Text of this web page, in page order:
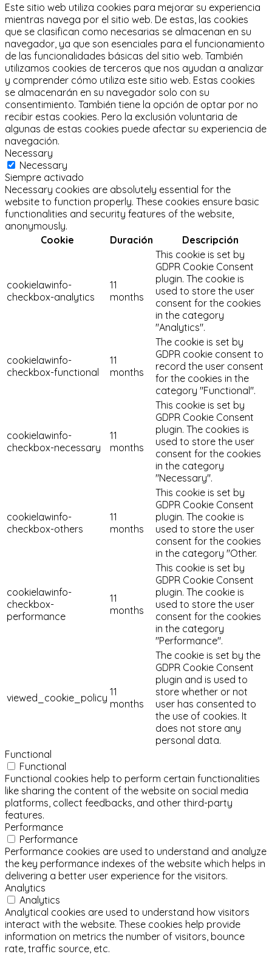
Este sitio web utiliza cookies para mejorar su experiencia
mientras navega por el sitio web. De estas, las cookies
que se clasifican como necesarias se almacenan en su
navegador, ya que son esenciales para el funcionamiento
de las funcionalidades básicas del sitio web. También
utilizamos cookies de terceros que nos ayudan a analizar
y comprender cómo utiliza este sitio web. Estas cookies
se almacenarán en su navegador solo con su
consentimiento. También tiene la opción de optar por no
recibir estas cookies. Pero la exclusión voluntaria de
algunas de estas cookies puede afectar su experiencia de
navegación.
Necessary
Necessary
Siempre activado
Necessary cookies are absolutely essential for the
website to function properly. These cookies ensure basic
functionalities and security features of the website,
anonymously.
Cookie
Duración Descripción
cookielawinfo-
checkbox-analytics
11
months
This cookie is set by
GDPR Cookie Consent
plugin. The cookie is
used to store the user
consent for the cookies
in the category
"Analytics".
cookielawinfo-
checkbox-functional
11
months
The cookie is set by
GDPR cookie consent to
record the user consent
for the cookies in the
category "Functional".
cookielawinfo-
checkbox-necessary
11
months
This cookie is set by
GDPR Cookie Consent
plugin. The cookies is
used to store the user
consent for the cookies
in the category
"Necessary".
cookielawinfo-
checkbox-others
11
months
This cookie is set by
GDPR Cookie Consent
plugin. The cookie is
used to store the user
consent for the cookies
in the category "Other.
cookielawinfo-
checkbox-
performance
11
months
This cookie is set by
GDPR Cookie Consent
plugin. The cookie is
used to store the user
consent for the cookies
in the category
"Performance".
viewed_cookie_policy 11
months
The cookie is set by the
GDPR Cookie Consent
plugin and is used to
store whether or not
user has consented to
the use of cookies. It
does not store any
personal data.
Functional
Functional
Functional cookies help to perform certain functionalities
like sharing the content of the website on social media
platforms, collect feedbacks, and other third-party
features.
Performance
Performance
Performance cookies are used to understand and analyze
the key performance indexes of the website which helps in
delivering a better user experience for the visitors.
Analytics
Analytics
Analytical cookies are used to understand how visitors
interact with the website. These cookies help provide
information on metrics the number of visitors, bounce
rate, traffic source, etc.